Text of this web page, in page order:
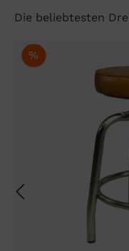
Die beliebtesten
%